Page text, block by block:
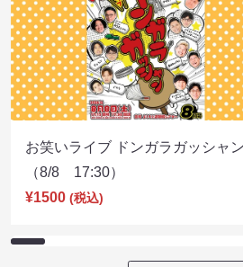
お笑いライブ ドンガラガッシャン
（8/8 17:30）
¥1500 (税込)